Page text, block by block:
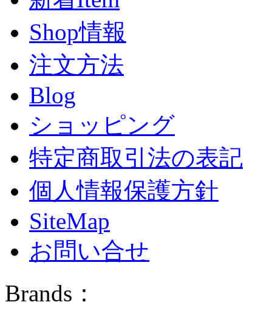
Shop情報
注文方法
Blog
ショッピング
特定商取引法の表記
個人情報保護方針
SiteMap
お問い合せ
Brands：